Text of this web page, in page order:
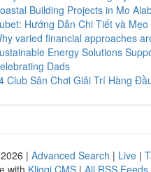
Building Projects in Mo
Hướng Dẫn Chi Tiết và Mẹo
varied financial approaches
Energy Solutions
Dads
Club Sân Chơi Giải Trí Hàng
| Advanced Search | Live |
with Kliqqi CMS | All RSS Feeds